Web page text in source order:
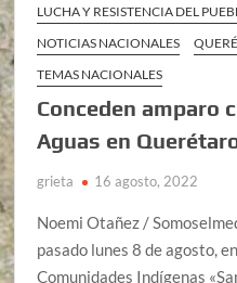
LUCHA Y RESISTENCIA DEL
NOTICIAS NACIONALES
TEMAS NACIONALES
Conceden amparo
Aguas en
grieta 16 agosto, 2022
Noemi Otañez /
pasado lunes 8 de agosto,
Comunidades Indígenas